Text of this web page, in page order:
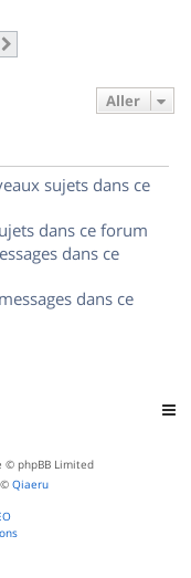
Aller
sujets dans ce
dans ce forum
dans ce
dans ce
© phpBB Limited
© Qiaeru